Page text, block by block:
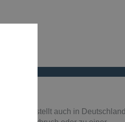
sondern stellt auch in Deutschland